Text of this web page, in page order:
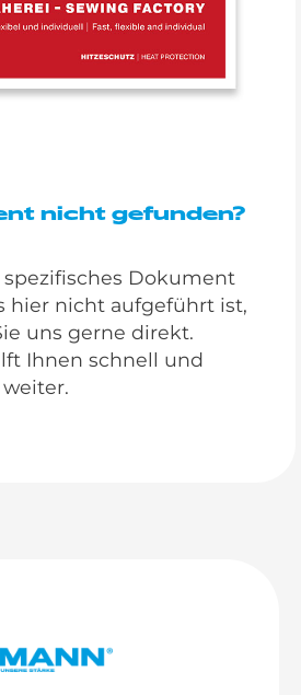
nicht gefunden?
spezifisches Dokument
hier nicht aufgeführt ist,
uns gerne direkt.
Ihnen schnell und